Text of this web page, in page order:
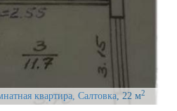
квартира, Салтовка, 22 м2